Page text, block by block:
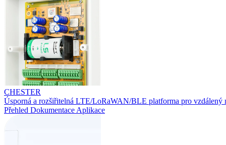
CHESTER
Úsporná a rozšiřitelná LTE/LoRaWAN/BLE platforma pro vzdálený
Přehled Dokumentace Aplikace